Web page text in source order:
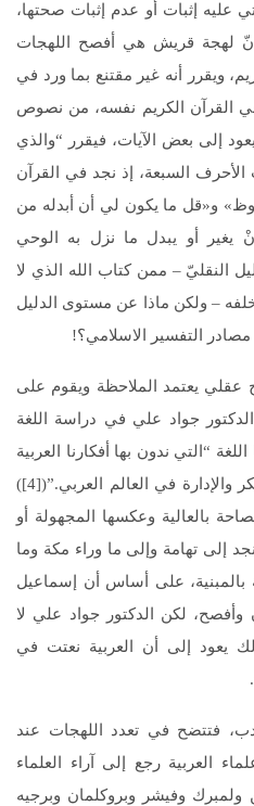
عليه إثبات أو عدم إثبات صحتها،
لهجة قريش هي أفصح اللهجات
ويقرر أنه غير مقتنع بما ورد في
في القرآن الكريم نفسه، من نصوص
إلى بعض الآيات، فيقرر “والذي
السبعة، إذ نجد في القرآن
و«قل ما يكون لي أن أبدله من
يغير أو يبدل ما نزل به الوحي
النقليّ – ممن كتاب الله الذي لا
خلفه – ولكن ماذا عن مستوى الدليل
التفسير الاسلامي؟!
عقلي يعتمد الملاحظة ويقوم على
الدكتور جواد علي في دراسة اللغة
“التي ندون بها أفكارنا العربية
الفصحى، وهي كما نعلم لغة الفكر والإدارة في العالم العربي.”([4])
بالعالية وعكسها المجهولة أو
إلى تهامة وإلى ما وراء مكة وما
بالمبنية، على أساس أن إسماعيل
لكن الدكتور جواد علي لا
يعود إلى أن العربية نعتت في
فتتضح في تعدد اللهجات عند
العربية رجع إلى آراء العلماء
ولمبرك وفيشر وبروكلمان وبرجيه